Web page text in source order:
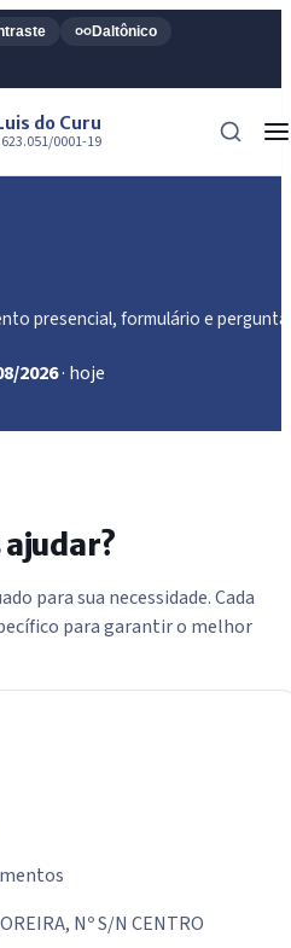
Daltônico
do Curu
0001-19
presencial, formulário e
2026· hoje
ajudar?
para sua necessidade. Cada
para garantir o melhor
Nº S/N CENTRO